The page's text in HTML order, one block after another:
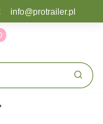
info@protrailer.pl